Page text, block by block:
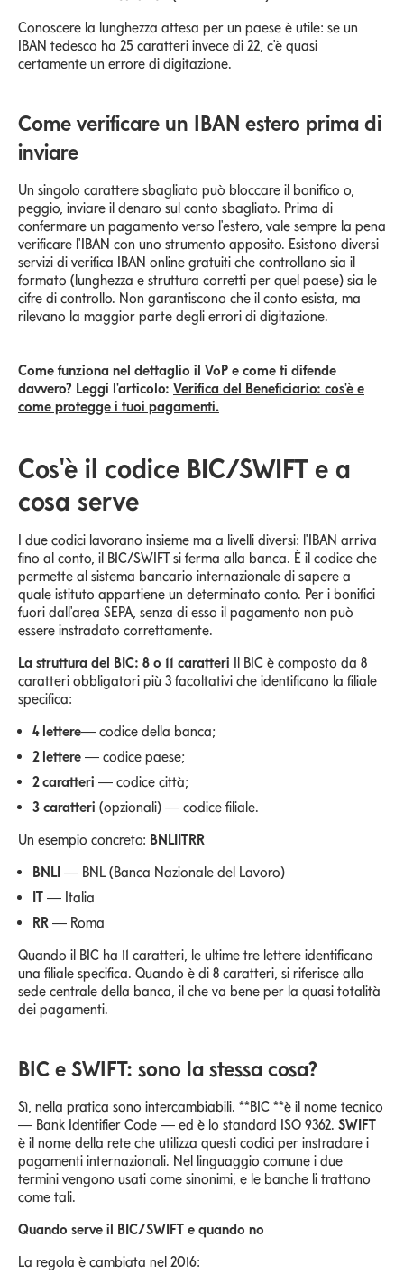
Conoscere la lunghezza attesa per un paese è utile: se un
IBAN tedesco ha 25 caratteri invece di 22, c'è quasi
certamente un errore di digitazione.
Come verificare un IBAN estero prima di
inviare
Un singolo carattere sbagliato può bloccare il bonifico o,
peggio, inviare il denaro sul conto sbagliato. Prima di
confermare un pagamento verso l'estero, vale sempre la pena
verificare l'IBAN con uno strumento apposito. Esistono diversi
servizi di verifica IBAN online gratuiti che controllano sia il
formato (lunghezza e struttura corretti per quel paese) sia le
cifre di controllo. Non garantiscono che il conto esista, ma
rilevano la maggior parte degli errori di digitazione.
Come funziona nel dettaglio il VoP e come ti difende
davvero? Leggi l'articolo: Verifica del Beneficiario: cos'è e
come protegge i tuoi pagamenti.
Cos'è il codice BIC/SWIFT e a
cosa serve
I due codici lavorano insieme ma a livelli diversi: l'IBAN arriva
fino al conto, il BIC/SWIFT si ferma alla banca. È il codice che
permette al sistema bancario internazionale di sapere a
quale istituto appartiene un determinato conto. Per i bonifici
fuori dall'area SEPA, senza di esso il pagamento non può
essere instradato correttamente.
La struttura del BIC: 8 o 11 caratteri Il BIC è composto da 8
caratteri obbligatori più 3 facoltativi che identificano la filiale
specifica:
4 lettere— codice della banca;
2 lettere — codice paese;
2 caratteri — codice città;
3 caratteri (opzionali) — codice filiale.
Un esempio concreto: BNLIITRR
BNLI — BNL (Banca Nazionale del Lavoro)
IT — Italia
RR — Roma
Quando il BIC ha 11 caratteri, le ultime tre lettere identificano
una filiale specifica. Quando è di 8 caratteri, si riferisce alla
sede centrale della banca, il che va bene per la quasi totalità
dei pagamenti.
BIC e SWIFT: sono la stessa cosa?
Sì, nella pratica sono intercambiabili. **BIC **è il nome tecnico
— Bank Identifier Code — ed è lo standard ISO 9362. SWIFT
è il nome della rete che utilizza questi codici per instradare i
pagamenti internazionali. Nel linguaggio comune i due
termini vengono usati come sinonimi, e le banche li trattano
come tali.
Quando serve il BIC/SWIFT e quando no
La regola è cambiata nel 2016: